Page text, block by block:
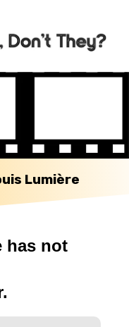
Lumière
has not